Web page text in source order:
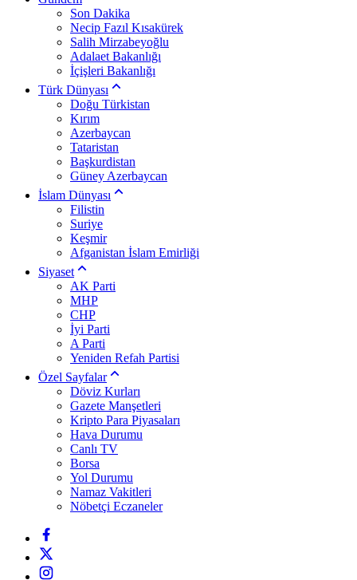
Son Dakika
Necip Fazıl Kısakürek
Salih Mirzabeyoğlu
Adalaet Bakanlığı
İçişleri Bakanlığı
Türk Dünyası
Doğu Türkistan
Kırım
Azerbaycan
Tataristan
Başkurdistan
Güney Azerbaycan
İslam Dünyası
Filistin
Suriye
Keşmir
Afganistan İslam Emirliği
Siyaset
AK Parti
MHP
CHP
İyi Parti
A Parti
Yeniden Refah Partisi
Özel Sayfalar
Döviz Kurları
Gazete Manşetleri
Kripto Para Piyasaları
Hava Durumu
Canlı TV
Borsa
Yol Durumu
Namaz Vakitleri
Nöbetçi Eczaneler